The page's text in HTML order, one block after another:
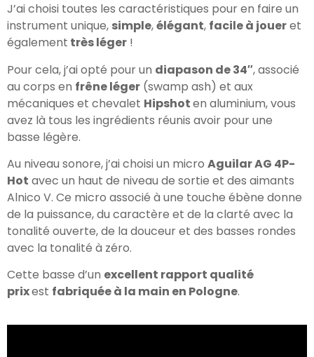
J’ai choisi toutes les caractéristiques pour en faire un
instrument unique, simple,élégant, facile à joueret
également très léger !
Pour cela, j’ai opté pour un diapason de 34″, associé
au corps en frêne léger (swamp ash) et aux
mécaniques et chevalet Hipshoten aluminium, vous
avez là tous les ingrédients réunis avoir pour une
basse légère.
Au niveau sonore, j’ai choisi un micro Aguilar AG 4P-
Hot avec un haut de niveau de sortie et des aimants
Alnico V. Ce micro associé à une touche ébène donne
de la puissance, du caractère et de la clarté avec la
tonalité ouverte, de la douceur et des basses rondes
avec la tonalité à zéro.
Cette basse d’un excellent rapport qualité
prixest fabriquée à la main en Pologne.